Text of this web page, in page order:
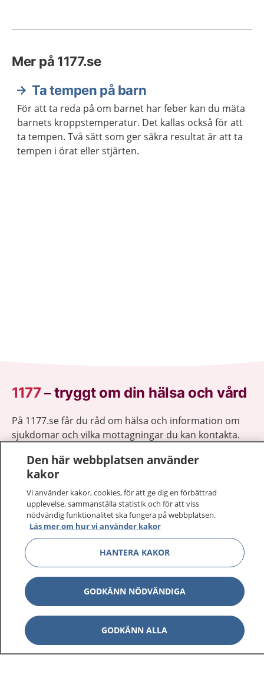
Mer på 1177.se
Ta tempen på barn
För att ta reda på om barnet har feber kan du mäta
barnets kroppstemperatur. Det kallas också för att
ta tempen. Två sätt som ger säkra resultat är att ta
tempen i örat eller stjärten.
1177–tryggt om din hälsa och vård
På 1177.se får du råd om hälsa och information om
sjukdomar och vilka mottagningar du kan kontakta.
vårdärenden. Ring telefonnummer 1177 för
sjukvårdsrådgivning dygnet runt.
1177 ger dig råd när du vill må bättre.
1177 på flera språk Visa
Om 1177 Visa
Kontakt Visa
Den här webbplatsen använder
kakor
Vi använder kakor, cookies, för att ge dig en förbättrad
upplevelse, sammanställa statistik och för att viss
nödvändig funktionalitet ska fungera på webbplatsen.
Läs mer om hur vi använder kakor
HANTERA KAKOR
GODKÄNN NÖDVÄNDIGA
GODKÄNN ALLA